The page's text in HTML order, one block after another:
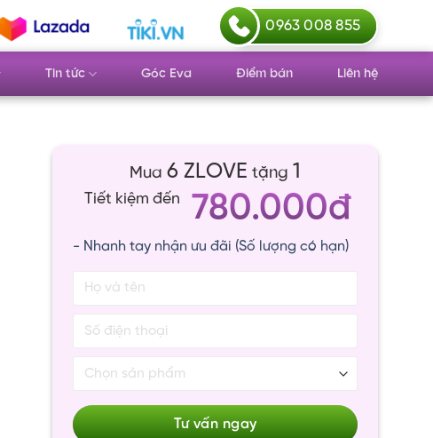
0963 008 855
Tin tức Góc Eva Điểm bán Liên hệ
Mua6 ZLOVE tặng 1
Tiết kiệm đến 780.000đ
- Nhanh tay nhận ưu đãi (Số lượng có hạn)